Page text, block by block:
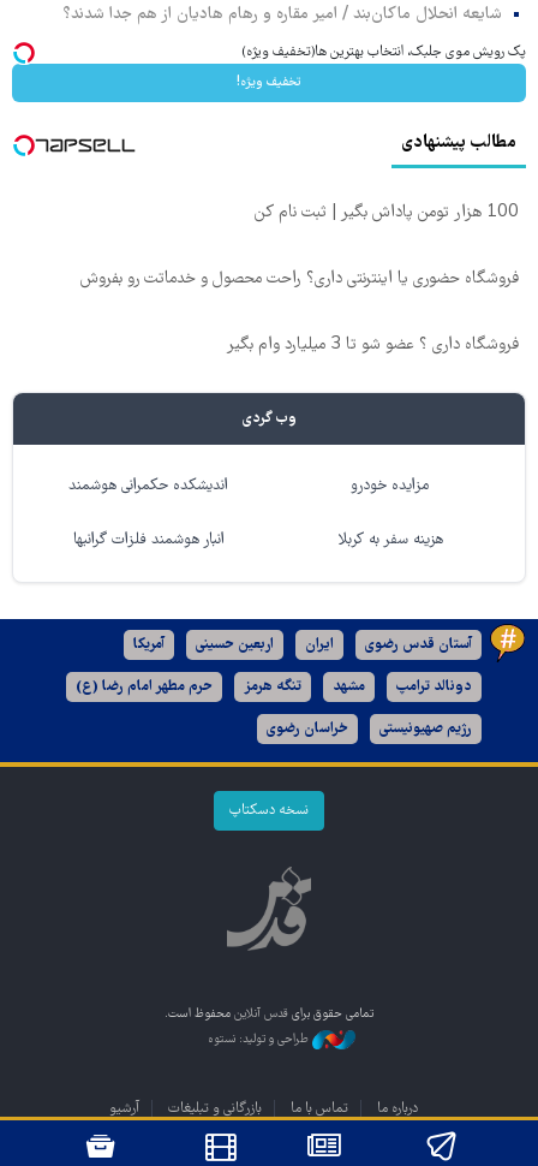
شایعه انحلال ماکان‌بند / امیر مقاره و رهام هادیان از هم جدا شدند؟
پک رویش موی جلبک، انتخاب بهترین ها(تخفیف ویژه)
تخفیف ویژه!
مطالب پیشنهادی
100 هزار تومن پاداش بگیر | ثبت نام کن
فروشگاه حضوری یا اینترنتی داری؟ راحت محصول و خدماتت رو بفروش
فروشگاه داری ؟ عضو شو تا 3 میلیارد وام بگیر
وب گردی
مزایده خودرو اندیشکده حکمرانی هوشمند
هزینه سفر به کربلا انبار هوشمند فلزات گرانبها
آستان قدس رضوی ایران اربعین حسینی آمریکا
دونالد ترامپ مشهد تنگه هرمز حرم مطهر امام رضا (ع)
رژیم صهیونیستی خراسان رضوی
نسخه دسکتاپ
تمامی حقوق برای قدس آنلاین محفوظ است.
طراحی و تولید: نستوه
درباره ما تماس با ما بازرگانی و تبلیغات آرشیو